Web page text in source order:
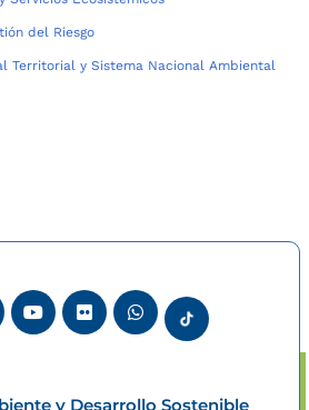
del Riesgo
Territorial y Sistema Nacional Ambiental
y Desarrollo Sostenible